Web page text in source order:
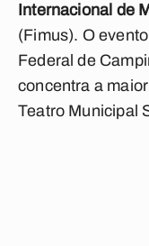
Internacional de
(Fimus). O
Federal de
concentra a
Teatro Municipal